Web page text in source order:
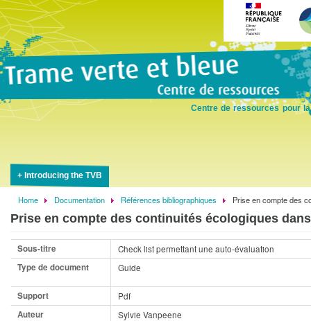
Centre de ressources pour
Introducing the TVB
Breadcrumb
Home Documentation Références bibliographiques Prise en compte des
Prise en compte des continuités écologiques
Sous-titre
Check list permettant une auto-évaluation
Type de document
Guide
Support
Pdf
Auteur
Sylvie Vanpeene